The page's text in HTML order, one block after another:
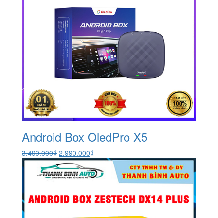
Android Box OledPro X5
3.490.000₫ Giá
gốc
là:
3.490.000₫.
2.990.000₫Giá
hiện
tại